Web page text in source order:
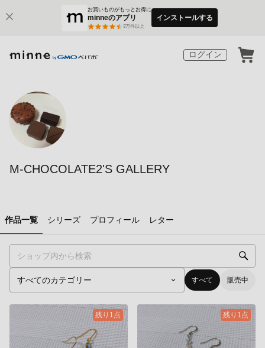
お買いものがもっとお得に
minneのアプリ
3万件以上
インストールする
ログイン
M-CHOCOLATE2'S GALLERY
作品一覧 シリーズ プロフィール レター
すべて 販売中
残り1点 残り1点